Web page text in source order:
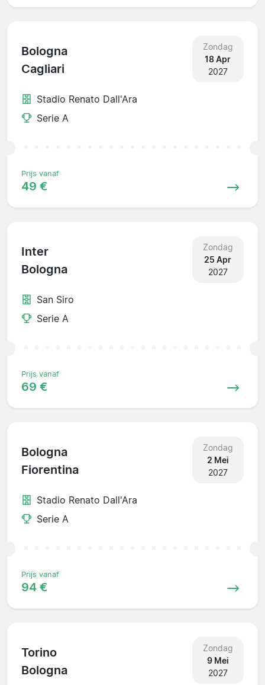
Bologna
Cagliari
Zondag
18 Apr
2027
Stadio Renato Dall'Ara
Serie A
Prijs vanaf
49 €
Inter
Bologna
Zondag
25 Apr
2027
San Siro
Serie A
Prijs vanaf
69 €
Bologna
Fiorentina
Zondag
2 Mei
2027
Stadio Renato Dall'Ara
Serie A
Prijs vanaf
94 €
Torino
Bologna
Zondag
9 Mei
2027